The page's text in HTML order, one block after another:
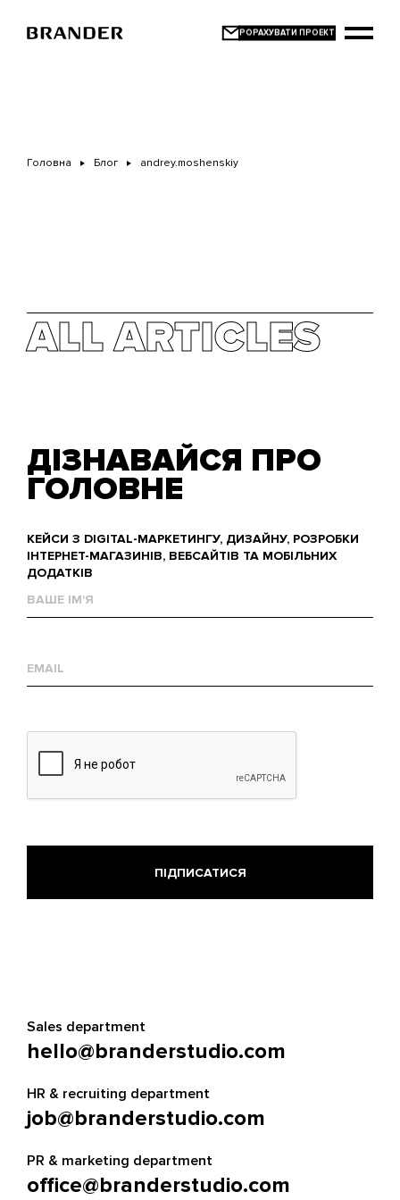
основного
Головна Блог andrey.moshenskiy
ALL ARTICLES
ДІЗНАВАЙСЯ ПРО
ГОЛОВНЕ
КЕЙСИ З DIGITAL-МАРКЕТИНГУ, ДИЗАЙНУ, РОЗРОБКИ
ІНТЕРНЕТ-МАГАЗИНІВ, ВЕБСАЙТІВ ТА МОБІЛЬНИХ
ДОДАТКІВ
им'я
mail
Sales department
hello@branderstudio.com
HR & recruiting department
job@branderstudio.com
PR & marketing department
office@branderstudio.com